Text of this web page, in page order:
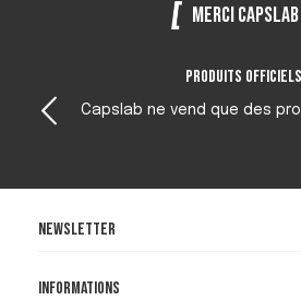
Merci Capslab
Produits officiels
Capslab ne vend que des
Newsletter
Informations